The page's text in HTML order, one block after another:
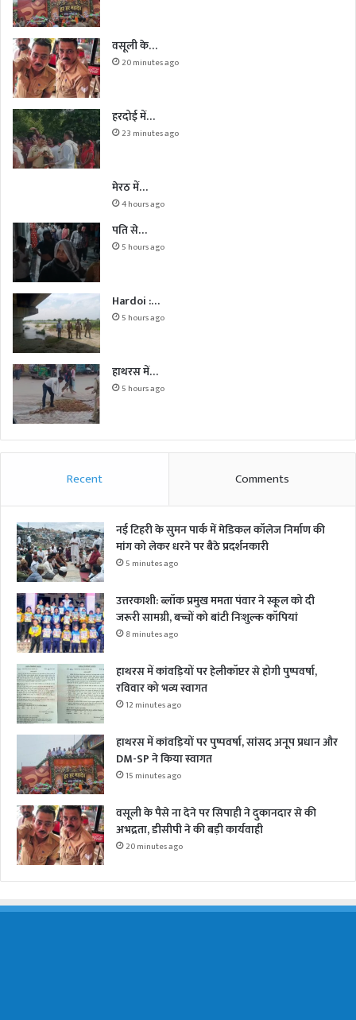
वसूली के…
20 minutes ago
हरदोई में…
23 minutes ago
मेरठ में…
4 hours ago
पति से…
5 hours ago
Hardoi :…
5 hours ago
हाथरस में…
5 hours ago
Recent Comments
नई टिहरी के सुमन पार्क में मेडिकल कॉलेज निर्माण की
मांग को लेकर धरने पर बैठे प्रदर्शनकारी
5 minutes ago
उत्तरकाशी: ब्लॉक प्रमुख ममता पंवार ने स्कूल को दी
जरूरी सामग्री, बच्चों को बांटी निःशुल्क कॉपियां
8 minutes ago
हाथरस में कांवड़ियों पर हेलीकॉप्टर से होगी पुष्पवर्षा,
रविवार को भव्य स्वागत
12 minutes ago
हाथरस में कांवड़ियों पर पुष्पवर्षा, सांसद अनूप प्रधान और
DM-SP ने किया स्वागत
15 minutes ago
वसूली के पैसे ना देने पर सिपाही ने दुकानदार से की
अभद्रता, डीसीपी ने की बड़ी कार्यवाही
20 minutes ago